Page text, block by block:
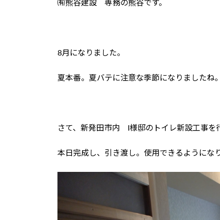
時
㈲熊谷建設 専務の熊谷です。
8月になりました。
夏本番。夏バテに注意な季節になりましたね
さて、新発田市内 I様邸のトイレ新設工事を
本日完成し、引き渡し。使用できるようにな